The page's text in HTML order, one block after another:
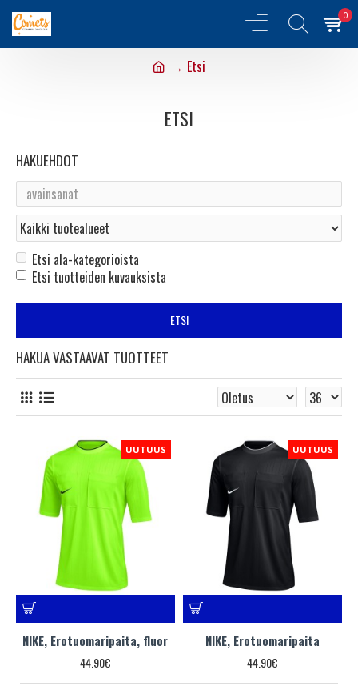
0
Etsi
ETSI
HAKUEHDOT
Etsi ala-kategorioista
Etsi tuotteiden kuvauksista
ETSI
HAKUA VASTAAVAT TUOTTEET
UUTUUS
NIKE, Erotuomaripaita, fluor
44.90€
UUTUUS
NIKE, Erotuomaripaita
44.90€